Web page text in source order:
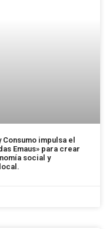
impulsa el
Emaus» para crear
social y